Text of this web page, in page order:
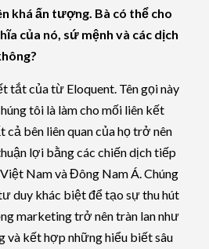
khá ấn tượng. Bà có thể cho
của nó, sứ mệnh và các dịch
tắt của từ Eloquent. Tên gọi này
tôi là làm cho mối liên kết
bên liên quan của họ trở nên
lợi bằng các chiến dịch tiếp
Nam và Đông Nam Á. Chúng
duy khác biệt để tạo sự thu hút
marketing trở nên tràn lan như
và kết hợp những hiểu biết sâu